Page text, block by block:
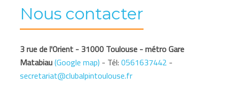
Nous contacter
3 rue de l'Orient - 31000 Toulouse - métro Gare
Matabiau(Google map) - Tél:0561637442 -
secretariat@clubalpintoulouse.fr